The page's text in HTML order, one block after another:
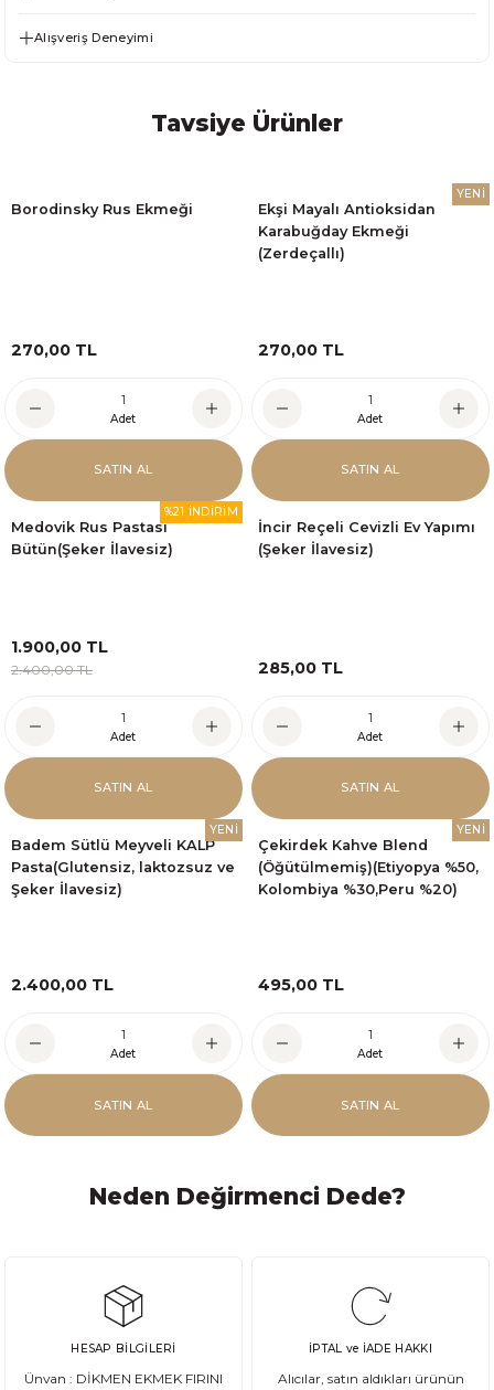
Alışveriş Deneyimi
Tavsiye Ürünler
Borodinsky Rus Ekmeği
270,00 TL
Adet
SATIN AL
YENİ
Ekşi Mayalı Antioksidan
Karabuğday Ekmeği
(Zerdeçallı)
270,00 TL
Adet
SATIN AL
%21 İNDİRİM
Medovik Rus Pastası
Bütün(Şeker İlavesiz)
1.900,00 TL
2.400,00 TL
Adet
SATIN AL
İncir Reçeli Cevizli Ev Yapımı
(Şeker İlavesiz)
285,00 TL
Adet
SATIN AL
YENİ
Badem Sütlü Meyveli KALP
Pasta(Glutensiz, laktozsuz ve
Şeker İlavesiz)
2.400,00 TL
Adet
SATIN AL
YENİ
Çekirdek Kahve Blend
(Öğütülmemiş)(Etiyopya %50,
Kolombiya %30,Peru %20)
495,00 TL
Adet
SATIN AL
Neden Değirmenci Dede?
HESAP BİLGİLERİ
Ünvan : DİKMEN EKMEK FIRINI
İPTAL ve İADE HAKKI
Alıcılar, satın aldıkları ürünün